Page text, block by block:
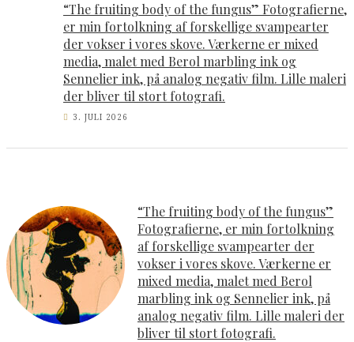
“The fruiting body of the fungus” Fotografierne,
er min fortolkning af forskellige svampearter
der vokser i vores skove. Værkerne er mixed
media, malet med Berol marbling ink og
Sennelier ink, på analog negativ film. Lille maleri
der bliver til stort fotografi.
3. JULI 2026
“The fruiting body of the fungus”
Fotografierne, er min fortolkning
af forskellige svampearter der
vokser i vores skove. Værkerne er
mixed media, malet med Berol
marbling ink og Sennelier ink, på
analog negativ film. Lille maleri der
bliver til stort fotografi.